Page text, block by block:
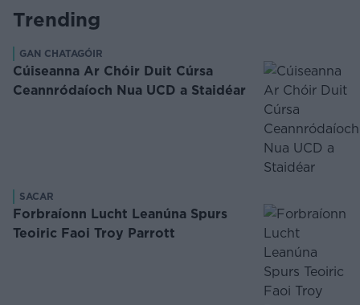
Trending
GAN CHATAGÓIR
Cúiseanna Ar Chóir Duit Cúrsa
Ceannródaíoch Nua UCD a Staidéar
SACAR
Forbraíonn Lucht Leanúna Spurs
Teoiric Faoi Troy Parrott